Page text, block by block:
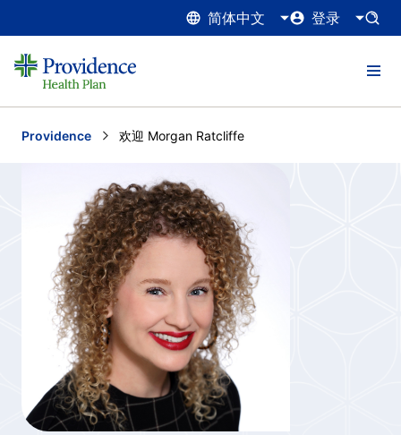
简体中文 登录
Providence Current:
欢迎 Morgan Ratcliffe